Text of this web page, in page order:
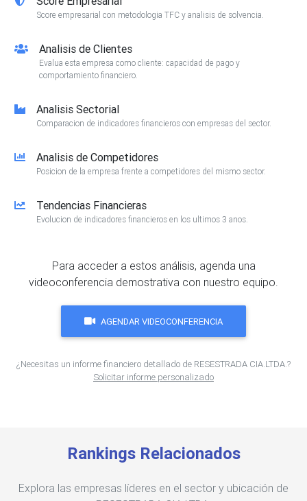
Score empresarial con metodologia TFC y analisis de solvencia.
Analisis de Clientes
Evalua esta empresa como cliente: capacidad de pago y
comportamiento financiero.
Analisis Sectorial
Comparacion de indicadores financieros con empresas del sector.
Analisis de Competidores
Posicion de la empresa frente a competidores del mismo sector.
Tendencias Financieras
Evolucion de indicadores financieros en los ultimos 3 anos.
Para acceder a estos análisis, agenda una
videoconferencia demostrativa con nuestro equipo.
AGENDAR VIDEOCONFERENCIA
¿Necesitas un informe financiero detallado de RESESTRADA CIA.LTDA.?
Solicitar informe personalizado
Rankings Relacionados
Explora las empresas líderes en el sector y ubicación de